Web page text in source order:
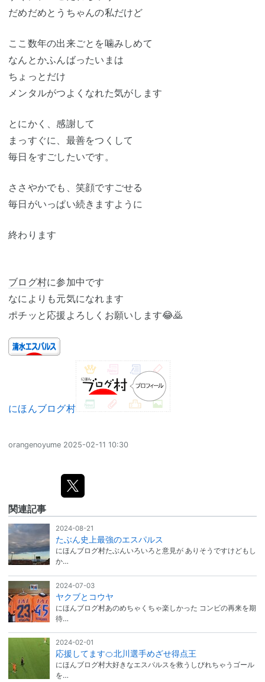
だめだめとうちゃんの私だけど
ここ数年の出来ごとを噛みしめて
なんとかふんばったいまは
ちょっとだけ
メンタルがつよくなれた気がします
とにかく、感謝して
まっすぐに、最善をつくして
毎日をすごしたいです。
ささやかでも、笑顔ですごせる
毎日がいっぱい続きますように
終わります
ブログ村に参加中です
なによりも元気になれます
ポチッと応援よろしくお願いします😂🙇
にほんブログ村
orangenoyume 2025-02-11 10:30
関連記事
2024-08-21
たぶん史上最強のエスパルス
にほんブログ村たぶんいろいろと意見が ありそうですけどもし
か…
2024-07-03
ヤクブとコウヤ
にほんブログ村あのめちゃくちゃ楽しかった コンビの再来を期
待…
2024-02-01
応援してます🍊北川選手めざせ得点王
にほんブログ村大好きなエスパルスを救うしびれちゃうゴール
を…